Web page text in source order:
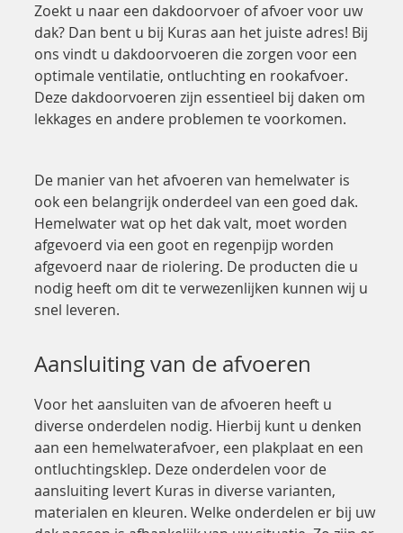
Zoekt u naar een dakdoorvoer of afvoer voor uw
dak? Dan bent u bij Kuras aan het juiste adres! Bij
ons vindt u dakdoorvoeren die zorgen voor een
optimale ventilatie, ontluchting en rookafvoer.
Deze dakdoorvoeren zijn essentieel bij daken om
lekkages en andere problemen te voorkomen.
De manier van het afvoeren van hemelwater is
ook een belangrijk onderdeel van een goed dak.
Hemelwater wat op het dak valt, moet worden
afgevoerd via een goot en regenpijp worden
afgevoerd naar de riolering. De producten die u
nodig heeft om dit te verwezenlijken kunnen wij u
snel leveren.
Aansluiting van de afvoeren
Voor het aansluiten van de afvoeren heeft u
diverse onderdelen nodig. Hierbij kunt u denken
aan een hemelwaterafvoer, een plakplaat en een
ontluchtingsklep. Deze onderdelen voor de
aansluiting levert Kuras in diverse varianten,
materialen en kleuren. Welke onderdelen er bij uw